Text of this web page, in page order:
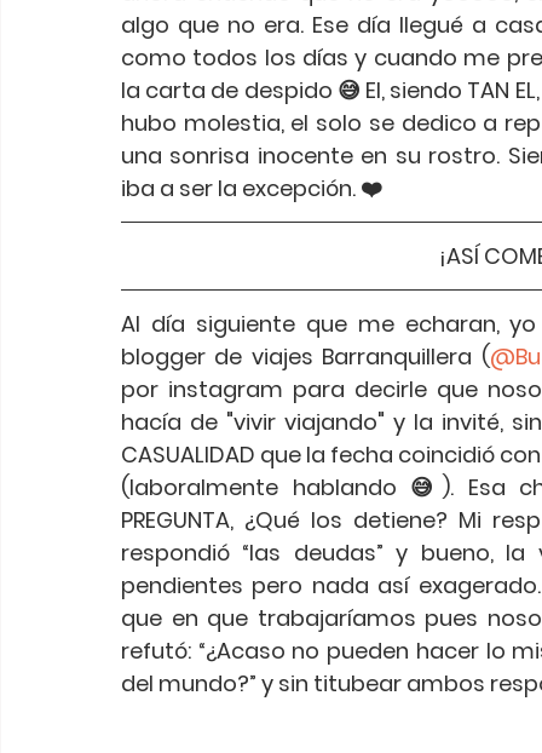
algo que no era. Ese día llegué a
como todos los días y cuando me
la carta de despido 😅 El, siendo TAN
hubo molestia, el solo se dedico a
una sonrisa inocente en su rostro.
iba a ser la excepción. ❤️
¡ASÍ
Al día siguiente que me echaran,
blogger de viajes Barranquillera (
por instagram para decirle que
hacía de "vivir viajando" y la invité,
CASUALIDAD que la fecha coincidió
(laboralmente hablando 😅). Esa
PREGUNTA, ¿Qué los detiene? Mi
respondió “las deudas” y bueno,
pendientes pero nada así
que en que trabajaríamos pues
refutó: “¿Acaso no pueden hacer lo
del mundo?” y sin titubear ambos